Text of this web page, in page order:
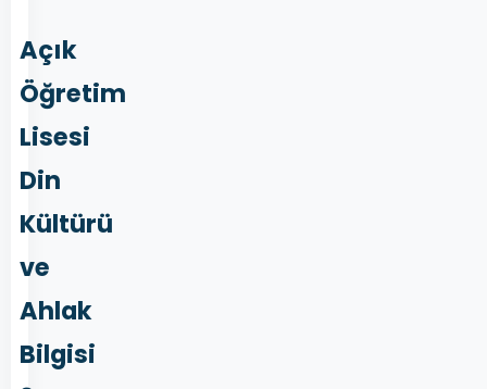
Açık
Öğretim
Lisesi
Din
Kültürü
ve
Ahlak
Bilgisi